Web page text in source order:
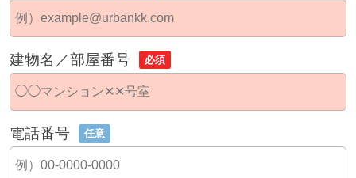
建物名／部屋番号 必須
電話番号 任意